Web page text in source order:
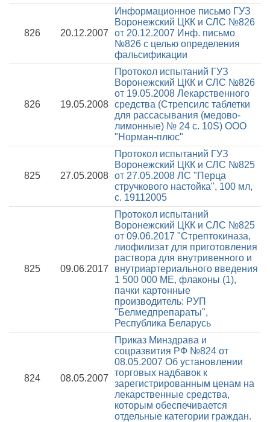
826 20.12.2007
Информационное письмо ГУЗ
Воронежский ЦКК и СЛС №826
от 20.12.2007 Инф. письмо
№826 с целью определения
фальсификации
826 19.05.2008
Протокол испытаний ГУЗ
Воронежский ЦКК и СЛС №826
от 19.05.2008 Лекарственного
средства (Стрепсилс таблетки
для рассасывания (медово-
лимонные) № 24 с. 10S) OOO
"Норман-плюс"
825 27.05.2008
Протокол испытаний ГУЗ
Воронежский ЦКК и СЛС №825
от 27.05.2008 ЛС "Перца
стручкового настойка", 100 мл,
с. 19112005
825 09.06.2017
Протокол испытаний
Воронежский ЦКК и СЛС №825
от 09.06.2017 "Стрептокиназа,
лиофилизат для приготовления
раствора для внутривенного и
внутриартериального введения
1 500 000 МЕ, флаконы (1),
пачки картонные
производитель: РУП
"Белмедпрепараты",
Республика Беларусь
824 08.05.2007
Приказ Минздрава и
соцразвития РФ №824 от
08.05.2007 Об установлении
торговых надбавок к
зарегистрированным ценам на
лекарственные средства,
которым обеспечивается
отдельные категории граждан.